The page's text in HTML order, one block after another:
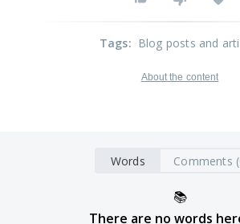
Tags: Blog posts and
About the content
Words Comments
📚
There are no words